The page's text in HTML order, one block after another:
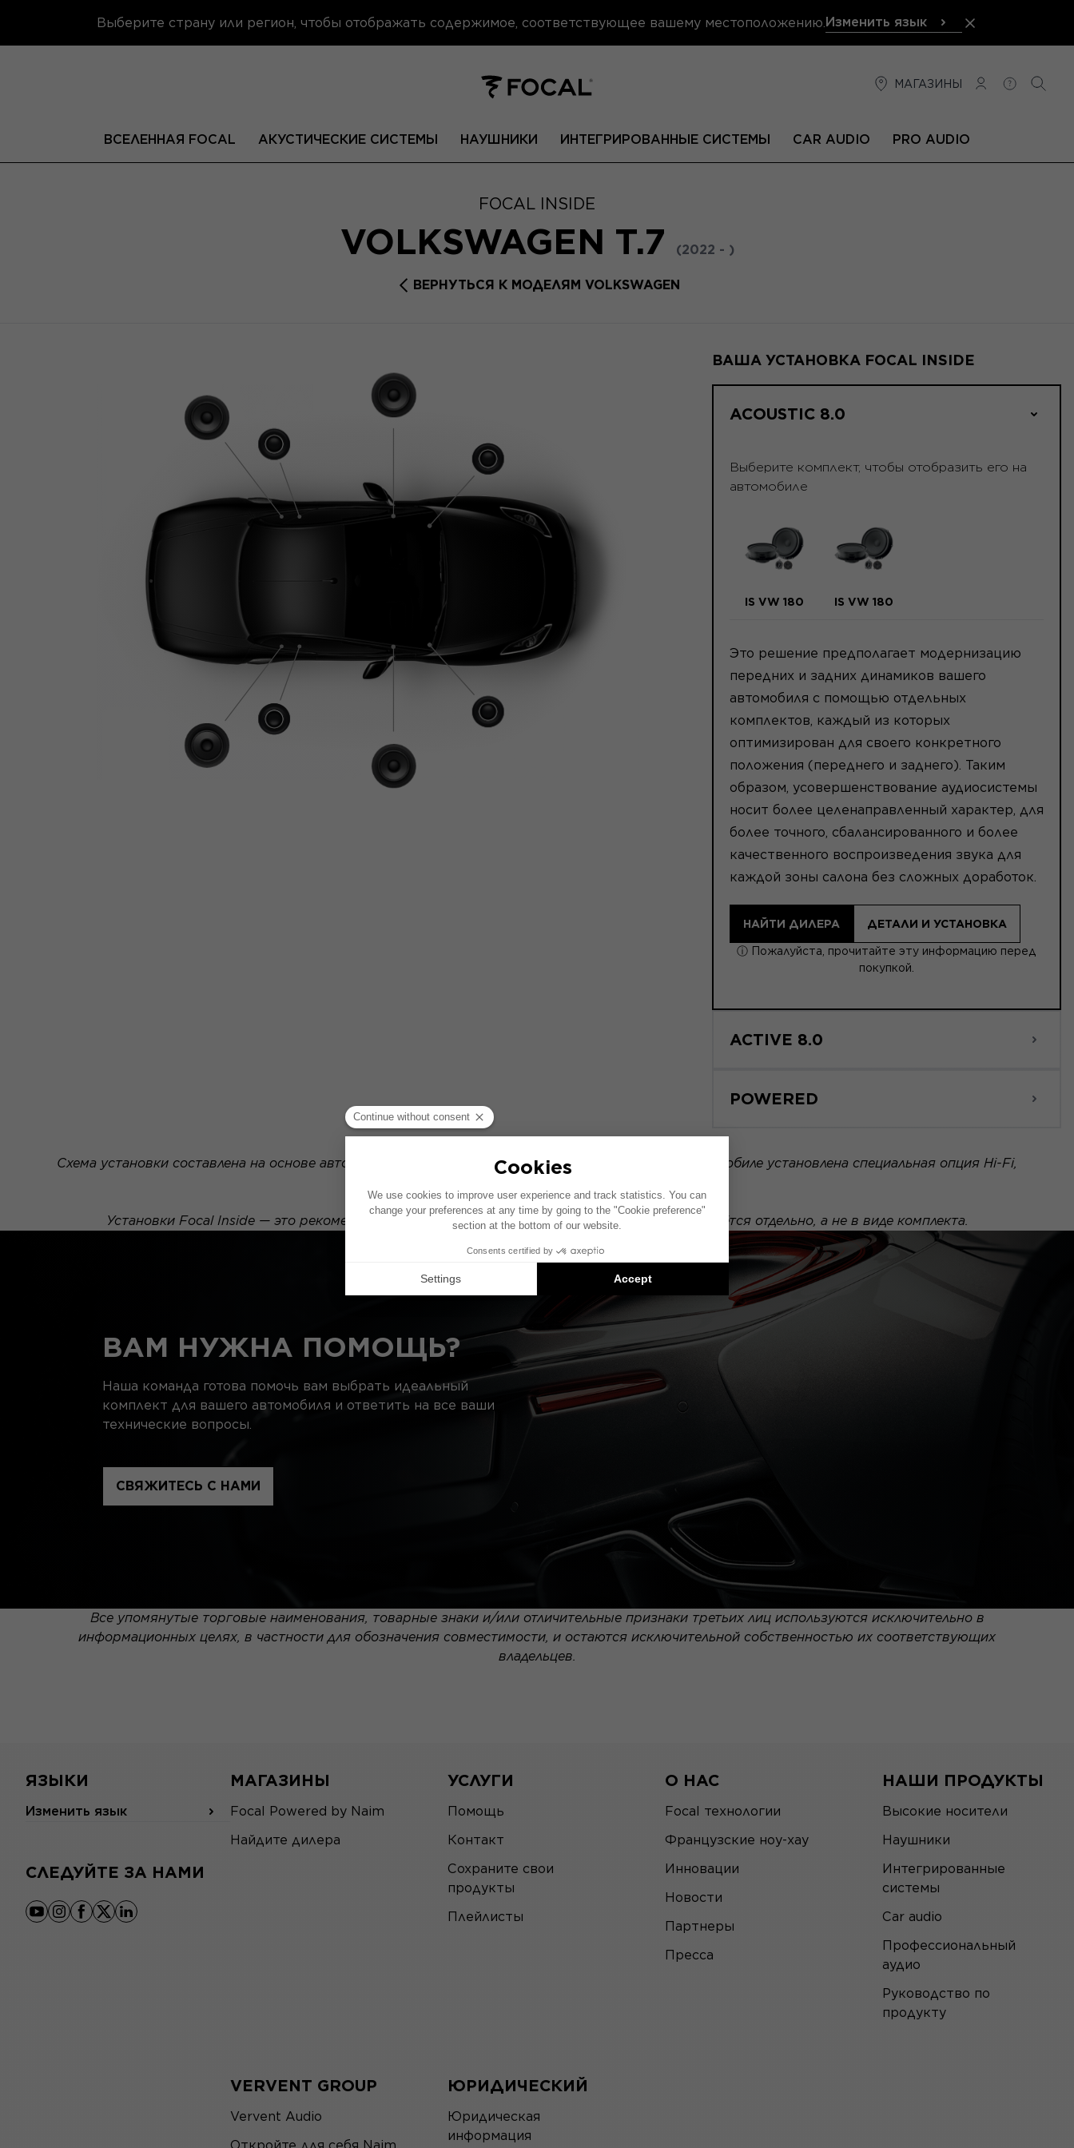
Выберите страну или регион, чтобы отображать содержимое, соответствующее вашему местоположению. Изменить язык
МАГАЗИНЫ
СОЕДИНЕНИЕ
ПОМОЩЬ
ВСЕЛЕННАЯ FOCAL АКУСТИЧЕСКИЕ СИСТЕМЫ НАУШНИКИ ИНТЕГРИРОВАННЫЕ СИСТЕМЫ CAR AUDIO PRO AUDIO
FOCAL INSIDE
VOLKSWAGEN T.7 (2022 - )
ВЕРНУТЬСЯ К МОДЕЛЯМ VOLKSWAGEN
ВАША УСТАНОВКА FOCAL INSIDE
ACOUSTIC 8.0
Выберите комплект, чтобы отобразить его на
автомобиле
IS VW 180 IS VW 180
Это решение предполагает модернизацию
передних и задних динамиков вашего
автомобиля с помощью отдельных
комплектов, каждый из которых
оптимизирован для своего конкретного
положения (переднего и заднего). Таким
образом, усовершенствование аудиосистемы
носит более целенаправленный характер, для
более точного, сбалансированного и более
качественного воспроизведения звука для
каждой зоны салона без сложных доработок.
НАЙТИ ДИЛЕРА ДЕТАЛИ И УСТАНОВКА
ⓘ Пожалуйста, прочитайте эту информацию перед
покупкой.
ACTIVE 8.0
POWERED
Схема установки составлена на основе автомобиля с заводской аудиосистемой. Если в вашем автомобиле установлена специальная опция Hi-Fi,
Установки Focal Inside — это рекомендации совместимых продуктов: каждый элемент продаётся отдельно, а не в виде комплекта.
ВАМ НУЖНА ПОМОЩЬ?
Наша команда готова помочь вам выбрать идеальный
комплект для вашего автомобиля и ответить на все ваши
технические вопросы.
СВЯЖИТЕСЬ С НАМИ
Все упомянутые торговые наименования, товарные знаки и/или отличительные признаки третьих лиц используются исключительно в
информационных целях, в частности для обозначения совместимости, и остаются исключительной собственностью их соответствующих
владельцев.
ЯЗЫКИ
Изменить язык
СЛЕДУЙТЕ ЗА НАМИ
youtube
instagram
facebook
x linkedin
МАГАЗИНЫ
Focal Powered by Naim
Найдите дилера
УСЛУГИ
Помощь
Контакт
Сохраните свои
продукты
Плейлисты
О НАС
Focal технологии
Французские ноу-хау
Инновации
Новости
Партнеры
Пресса
НАШИ ПРОДУКТЫ
Высокие носители
Наушники
Интегрированные
системы
Car audio
Профессиональный
аудио
Руководство по
продукту
VERVENT GROUP
Vervent Audio
ЮРИДИЧЕСКИЙ
Юридическая
информация